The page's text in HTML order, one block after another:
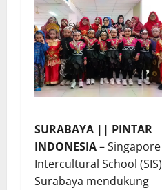
SURABAYA || PINTAR
INDONESIA– Singapore
Intercultural School (SIS)
Surabaya mendukung